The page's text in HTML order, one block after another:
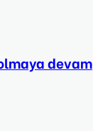
devam